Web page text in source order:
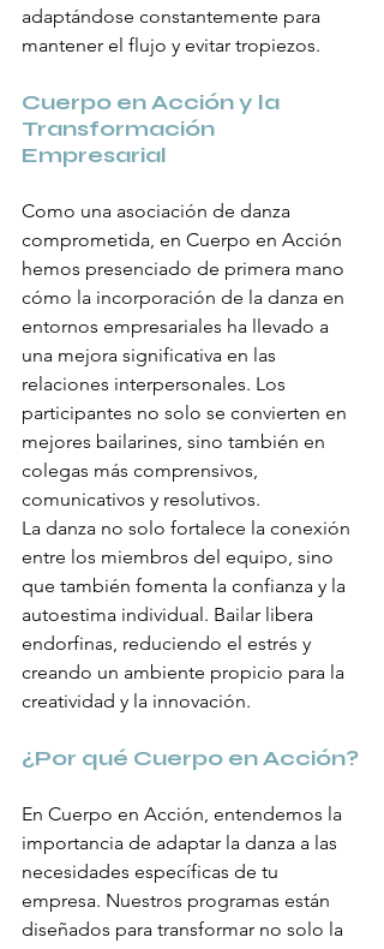
adaptándose constantemente para
mantener el flujo y evitar tropiezos.
Cuerpo en Acción y la
Transformación
Empresarial
Como una asociación de danza
comprometida, en Cuerpo en Acción
hemos presenciado de primera mano
cómo la incorporación de la danza en
entornos empresariales ha llevado a
una mejora significativa en las
relaciones interpersonales. Los
participantes no solo se convierten en
mejores bailarines, sino también en
colegas más comprensivos,
comunicativos y resolutivos.
La danza no solo fortalece la conexión
entre los miembros del equipo, sino
que también fomenta la confianza y la
autoestima individual. Bailar libera
endorfinas, reduciendo el estrés y
creando un ambiente propicio para la
creatividad y la innovación.
¿Por qué Cuerpo en Acción?
En Cuerpo en Acción, entendemos la
importancia de adaptar la danza a las
necesidades específicas de tu
empresa. Nuestros programas están
diseñados para transformar no solo la